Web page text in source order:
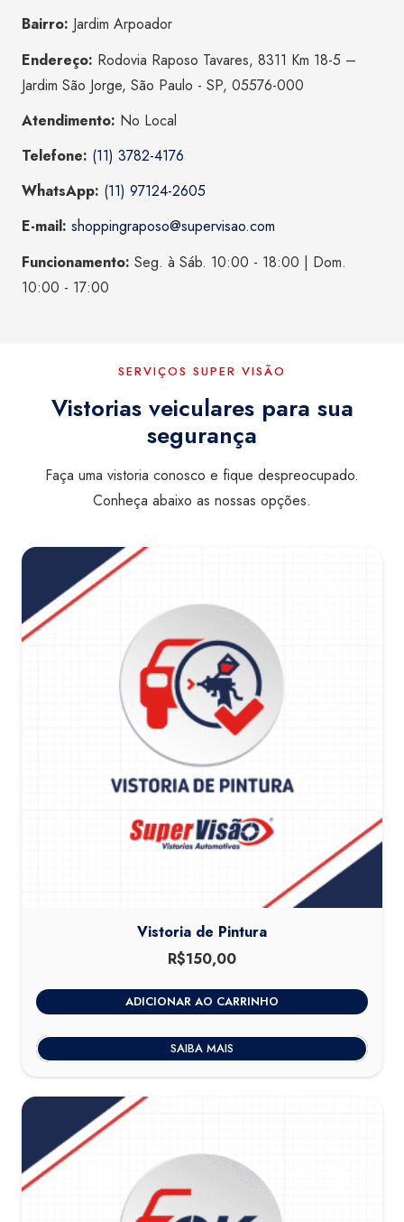
Bairro: Jardim Arpoador
Endereço: Rodovia Raposo Tavares, 8311 Km 18-5 –
Jardim São Jorge, São Paulo - SP, 05576-000
Atendimento: No Local
Telefone: (11) 3782-4176
WhatsApp: (11) 97124-2605
E-mail: shoppingraposo@supervisao.com
Funcionamento: Seg. à Sáb. 10:00 - 18:00 | Dom.
10:00 - 17:00
SERVIÇOS SUPER VISÃO
Vistorias veiculares para sua
segurança
Faça uma vistoria conosco e fique despreocupado.
Conheça abaixo as nossas opções.
Vistoria de Pintura
R$150,00
ADICIONAR AO CARRINHO
SAIBA MAIS